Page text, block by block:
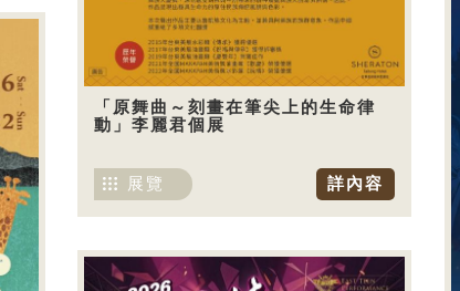
「原舞曲～刻畫在筆尖上的生命律
動」李麗君個展
詳內容
展覽